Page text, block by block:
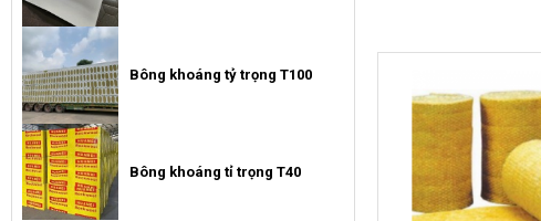
Bông khoáng tỷ trọng T100
Bông khoáng tỉ trọng T40